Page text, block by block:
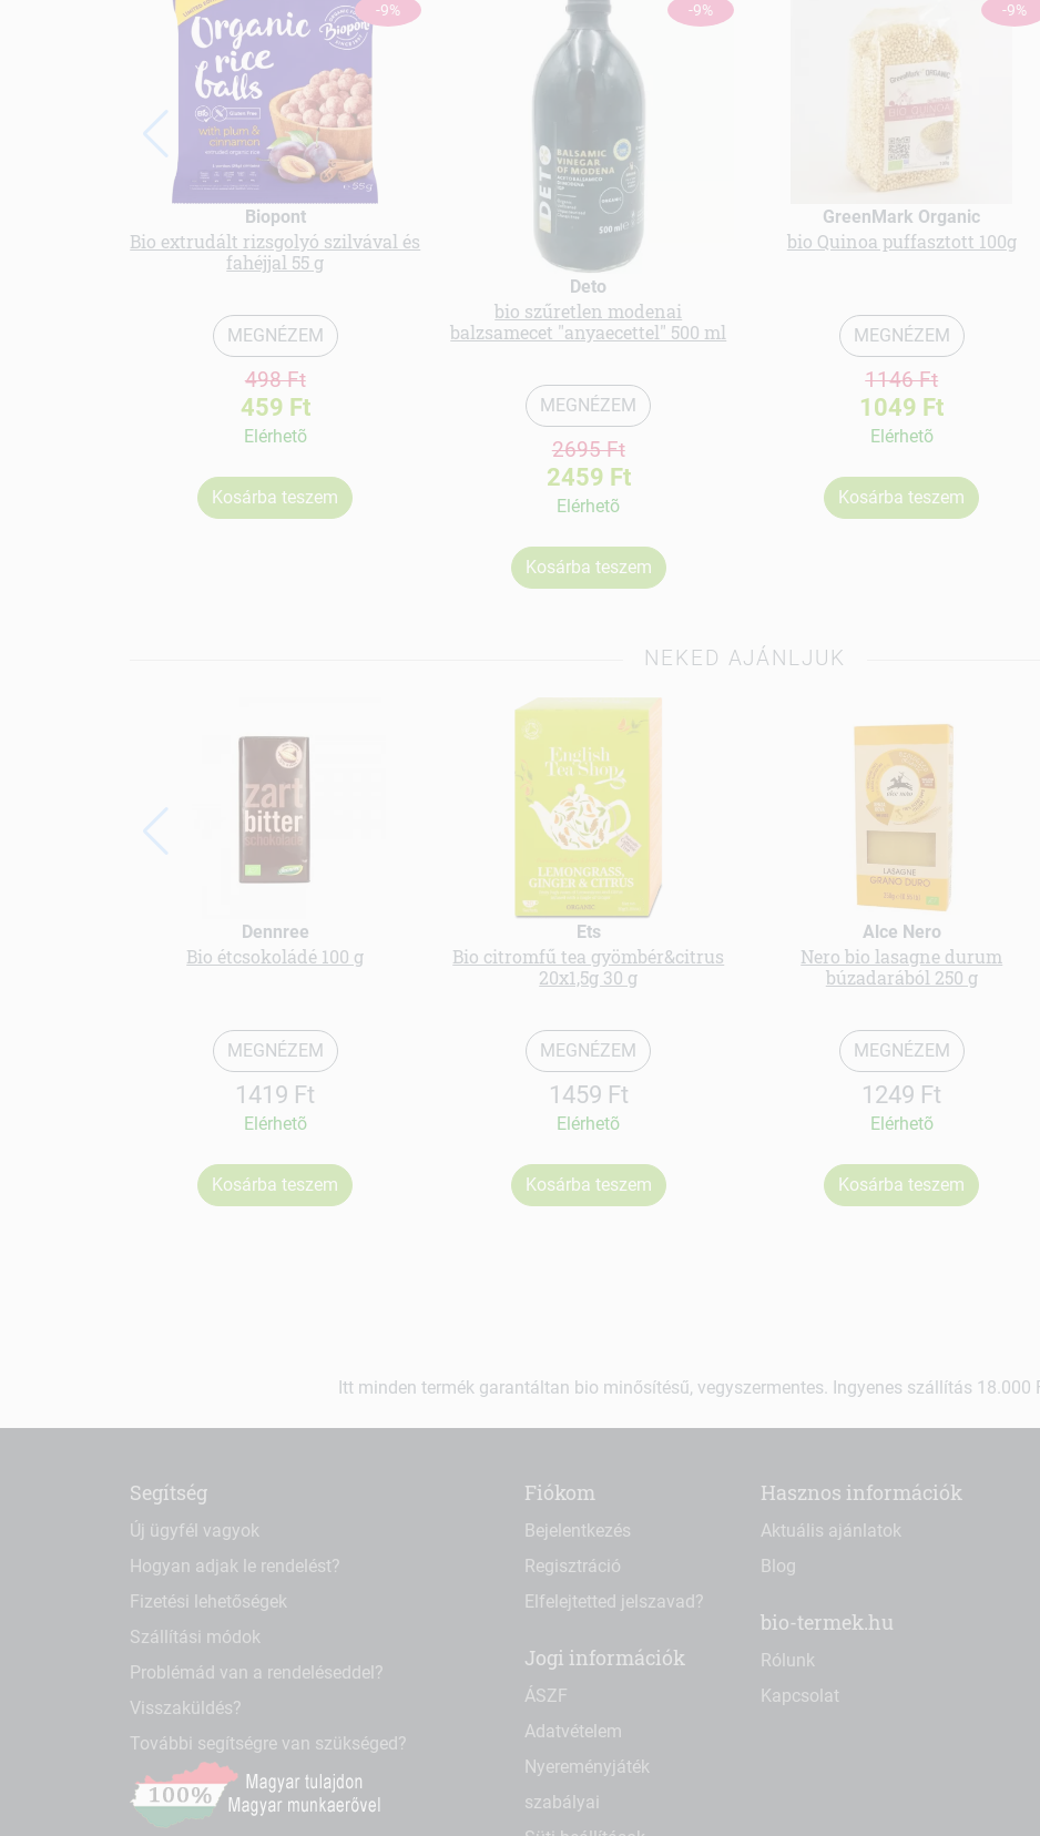
-9%
Biopont
Bio extrudált rizsgolyó szilvával és
fahéjjal 55 g
MEGNÉZEM
498 Ft
459 Ft
Elérhetõ
Kosárba teszem
-9%
Deto
bio szűretlen modenai
balzsamecet "anyaecettel" 500 ml
MEGNÉZEM
2695 Ft
2459 Ft
Elérhetõ
Kosárba teszem
-9%
GreenMark Organic
bio Quinoa puffasztott 100g
MEGNÉZEM
1146 Ft
1049 Ft
Elérhetõ
Kosárba teszem
NEKED AJÁNLJUK
Dennree
Bio étcsokoládé 100 g
MEGNÉZEM
1419 Ft
Elérhetõ
Kosárba teszem
Ets
Bio citromfű tea gyömbér&citrus
20x1,5g 30 g
MEGNÉZEM
1459 Ft
Elérhetõ
Kosárba teszem
Alce Nero
Nero bio lasagne durum
búzadarából 250 g
MEGNÉZEM
1249 Ft
Elérhetõ
Kosárba teszem
Itt minden termék garantáltan bio minősítésű, vegyszermentes. Ingyenes szállítás 18.000
Segítség
Új ügyfél vagyok
Hogyan adjak le rendelést?
Fizetési lehetőségek
Szállítási módok
Problémád van a rendeléseddel?
Visszaküldés?
További segítségre van szükséged?
Fiókom
Bejelentkezés
Regisztráció
Elfelejtetted jelszavad?
Jogi információk
ÁSZF
Adatvételem
Nyereményjáték
szabályai
Hasznos információk
Aktuális ajánlatok
Blog
bio-termek.hu
Rólunk
Kapcsolat